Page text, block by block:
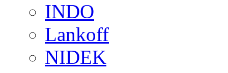
INDO
Lankoff
NIDEK